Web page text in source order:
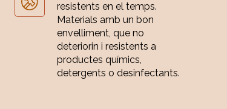
resistents en el temps.
Materials amb un bon
envelliment, que no
deteriorin i resistents a
productes químics,
detergents o desinfectants.